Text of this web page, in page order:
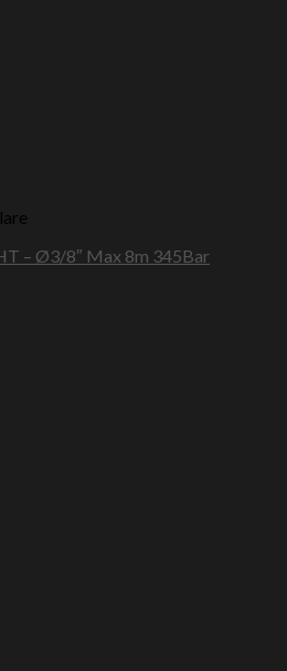
– Ø3/8″ Max 8m 345Bar